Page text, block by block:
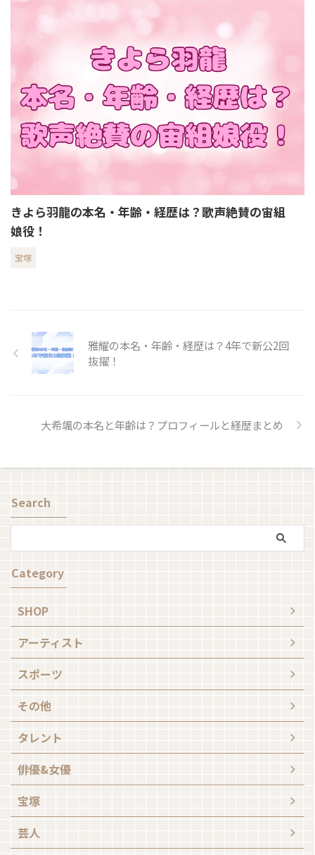
きよら羽龍の本名・年齢・経歴は？歌声絶賛の宙組
娘役！
宝塚
雅耀の本名・年齢・経歴は？4年で新公2回
抜擢！
大希颯の本名と年齢は？プロフィールと経歴まとめ
Search
Category
SHOP
アーティスト
スポーツ
その他
タレント
俳優&女優
宝塚
芸人